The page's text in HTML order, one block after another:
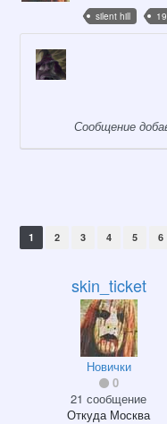
silent hill
Сообщение
1 2 3 4 5 6
skin_ticket
Новички
0
21 сообщение
Откуда Москва